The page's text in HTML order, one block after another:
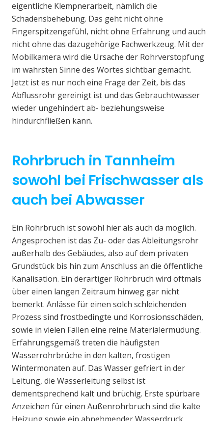
eigentliche Klempnerarbeit, nämlich die
Schadensbehebung. Das geht nicht ohne
Fingerspitzengefühl, nicht ohne Erfahrung und auch
nicht ohne das dazugehörige Fachwerkzeug. Mit der
Mobilkamera wird die Ursache der Rohrverstopfung
im wahrsten Sinne des Wortes sichtbar gemacht.
Jetzt ist es nur noch eine Frage der Zeit, bis das
Abflussrohr gereinigt ist und das Gebrauchtwasser
wieder ungehindert ab- beziehungsweise
hindurchfließen kann.
Rohrbruch in Tannheim
sowohl bei Frischwasser als
auch bei Abwasser
Ein Rohrbruch ist sowohl hier als auch da möglich.
Angesprochen ist das Zu- oder das Ableitungsrohr
außerhalb des Gebäudes, also auf dem privaten
Grundstück bis hin zum Anschluss an die öffentliche
Kanalisation. Ein derartiger Rohrbruch wird oftmals
über einen langen Zeitraum hinweg gar nicht
bemerkt. Anlässe für einen solch schleichenden
Prozess sind frostbedingte und Korrosionsschäden,
sowie in vielen Fällen eine reine Materialermüdung.
Erfahrungsgemäß treten die häufigsten
Wasserrohrbrüche in den kalten, frostigen
Wintermonaten auf. Das Wasser gefriert in der
Leitung, die Wasserleitung selbst ist
dementsprechend kalt und brüchig. Erste spürbare
Anzeichen für einen Außenrohrbruch sind die kalte